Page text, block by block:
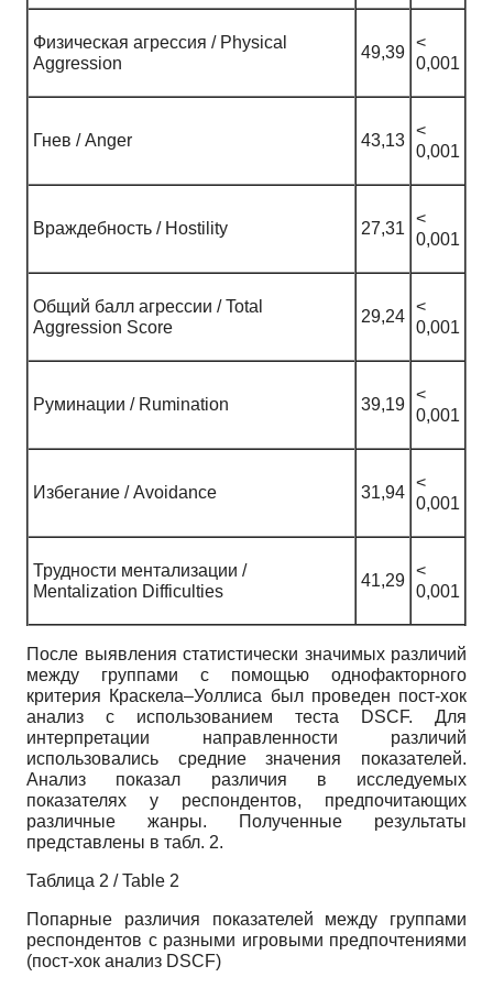
Физическая агрессия / Physical
Aggression
49,39
<
0,001
Гнев / Anger 43,13
<
0,001
Враждебность / Hostility 27,31
<
0,001
Общий балл агрессии / Total
Aggression Score
29,24
<
0,001
Руминации / Rumination 39,19
<
0,001
Избегание / Avoidance 31,94
<
0,001
Трудности ментализации /
Mentalization Difficulties
41,29
<
0,001
После выявления статистически значимых различий
между группами с помощью однофакторного
критерия Краскела–Уоллиса был проведен пост-хок
анализ с использованием теста DSCF. Для
интерпретации направленности различий
использовались средние значения показателей.
Анализ показал различия в исследуемых
показателях у респондентов, предпочитающих
различные жанры. Полученные результаты
представлены в табл. 2.
Таблица 2 / Table 2
Попарные различия показателей между группами
респондентов с разными игровыми предпочтениями
(пост-хок анализ DSCF)